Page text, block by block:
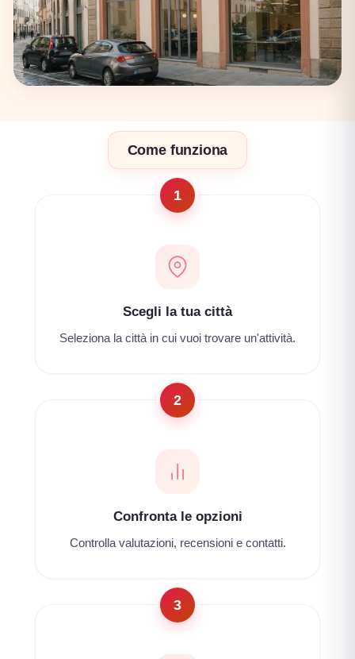
Come funziona
1
Scegli la tua città
Seleziona la città in cui vuoi trovare un'attività.
2
Confronta le opzioni
Controlla valutazioni, recensioni e contatti.
3